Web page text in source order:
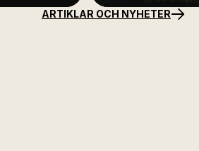
ARTIKLAR OCH NYHETER